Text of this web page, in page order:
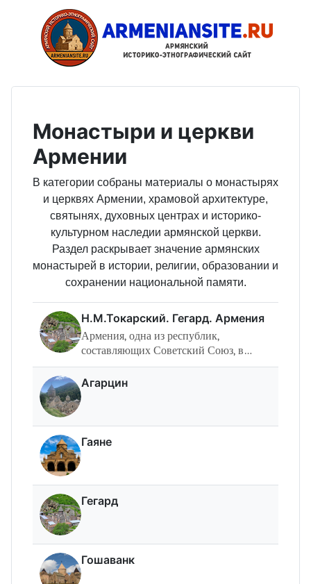
Монастыри и церкви
Армении
В категории собраны материалы о монастырях
и церквях Армении, храмовой архитектуре,
святынях, духовных центрах и историко-
культурном наследии армянской церкви.
Раздел раскрывает значение армянских
монастырей в истории, религии, образовании и
сохранении национальной памяти.
Н.М.Токарский. Гегард. Армения
Армения, одна из республик,
составляю­щих Советский Союз, в
течение многих веков вела
напряженную борьбу за свою
Агарцин
Гаяне
Гегард
Гошаванк